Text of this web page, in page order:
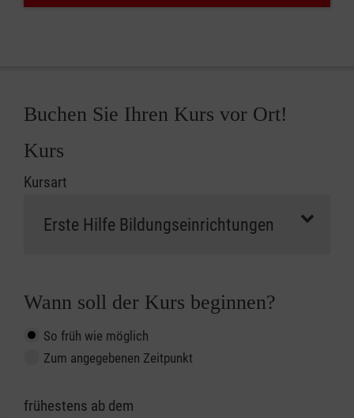
Buchen Sie Ihren Kurs vor Ort!
Kurs
Kursart
Wann soll der Kurs beginnen?
So früh wie möglich
Zum angegebenen Zeitpunkt
frühestens ab dem